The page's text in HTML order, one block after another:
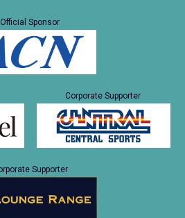
Official Sponsor
Corporate Supporter
Supporter